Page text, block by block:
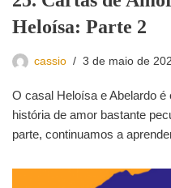
Heloísa: Parte 2
cassio 3 de maio de
O casal Heloísa e Abelardo
história de amor bastante
parte, continuamos a